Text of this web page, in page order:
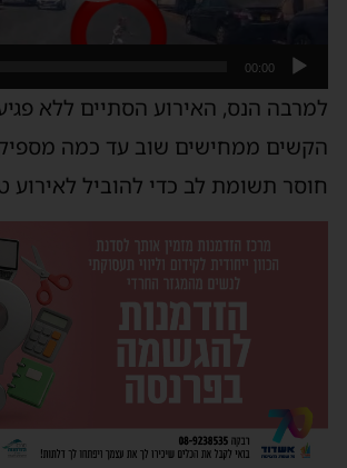
00:00
למרבה הנס, האירוע הסתיים ללא
הקשים ממחישים שוב עד כמה
חוסר תשומת לב כדי להוביל לאירוע